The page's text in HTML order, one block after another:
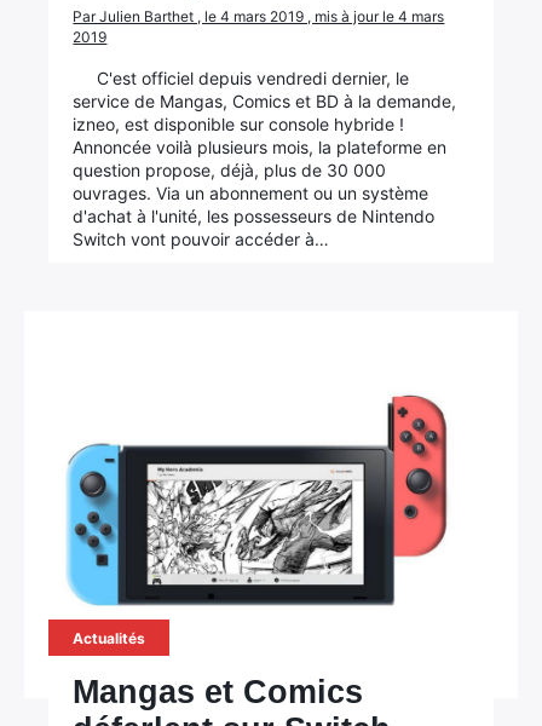
Par Julien Barthet , le 4 mars 2019 , mis à jour le 4 mars
2019
C'est officiel depuis vendredi dernier, le
service de Mangas, Comics et BD à la demande,
izneo, est disponible sur console hybride !
Annoncée voilà plusieurs mois, la plateforme en
question propose, déjà, plus de 30 000
ouvrages. Via un abonnement ou un système
d'achat à l'unité, les possesseurs de Nintendo
Switch vont pouvoir accéder à…
Actualités
Mangas et Comics